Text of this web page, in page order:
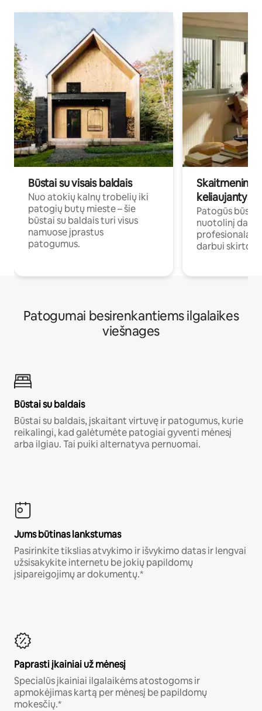
Būstai su visais baldais
Nuo atokių kalnų trobelių iki
patogių butų mieste – šie
būstai su baldais turi visus
namuose įprastus
patogumus.
keliaujantys
Patogūs
nuotolinį
darbui
Patogumai besirenkantiems ilgalaikes
viešnages
Būstai su baldais
Būstai su baldais, įskaitant virtuvę ir patogumus, kurie
reikalingi, kad galėtumėte patogiai gyventi mėnesį
arba ilgiau. Tai puiki alternatyva pernuomai.
Jums būtinas lankstumas
Pasirinkite tikslias atvykimo ir išvykimo datas ir lengvai
užsisakykite internetu be jokių papildomų
įsipareigojimų ar dokumentų.*
Paprasti įkainiai už mėnesį
Specialūs įkainiai ilgalaikėms atostogoms ir
apmokėjimas kartą per mėnesį be papildomų
mokesčių.*